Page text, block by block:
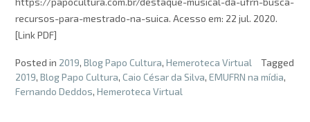
recursos-para-mestrado-na-suica. Acesso em: 22 jul. 2020.
[Link PDF]
Posted in 2019, Blog Papo Cultura, Hemeroteca Virtual
Tagged
2019, Blog Papo Cultura, Caio César da Silva, EMUFRN na mídia,
Fernando Deddos, Hemeroteca Virtual